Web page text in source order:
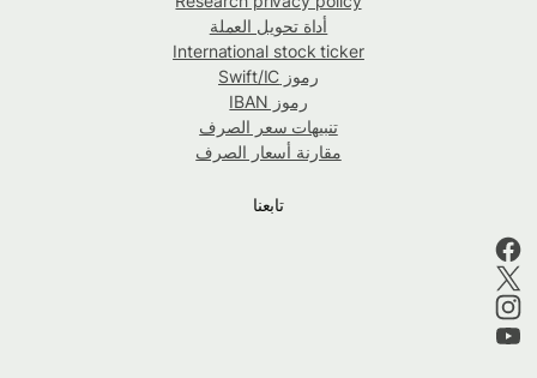
أداة تحويل العملة
International stock ticker
رموز Swift/IC
رموز IBAN
تنبيهات سعر الصرف
مقارنة أسعار الصرف
تابعنا